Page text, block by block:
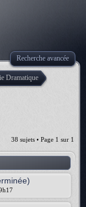
Recherche avancée
Dramatique
38 sujets • Page 1 sur 1